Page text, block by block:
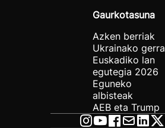
Gaurkotasuna
Azken berriak
Ukrainako gerra
Euskadiko lan
egutegia 2026
Eguneko
albisteak
AEB eta Trump